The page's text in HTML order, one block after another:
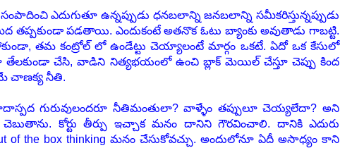
ఎదుగుతూ ఉన్నప్పుడు ధనబలాన్ని జనబలాన్ని సమీకరిస్తున్నప్పుడు
పడతాయి. ఎందుకంటే అతనొక ఓటు బ్యాంకు అవుతాడు గాబట్టి.
తమ కంట్రోల్ లో ఉండేట్టు చెయ్యాలంటే మార్గం ఒకటే. ఏదో ఒక కేసులో
తేలకుండా చేసి, వాడిని నిత్యభయంలో ఉంచి బ్లాక్ మెయిల్ చేస్తూ చెప్పు కింద
చాణక్య నీతి.
గురువులందరూ నీతిమంతులా? వాళ్ళేం తప్పులూ చెయ్యలేదా? అని
చెబుతాను. కోర్టు తీర్పు ఇచ్చాక మనం దానిని గౌరవించాలి. దానికి ఎదురు
the box thinking మనం చేసుకోవచ్చు. అందులోనూ ఏదీ అసాధ్యం కాని